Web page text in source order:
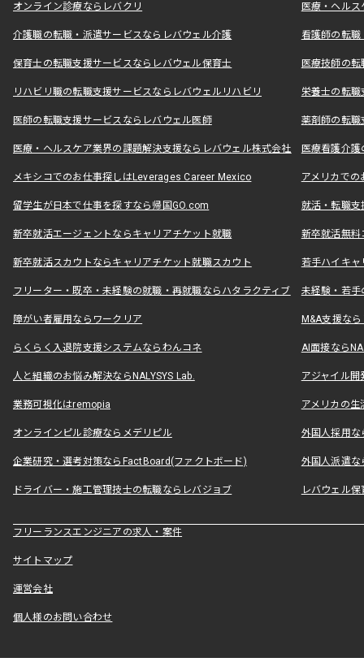
オンライン診療ならレバクリ 医療・ヘル
介護職の転職・派遣サービスならレバウェル介護 看護師の転
保育士の転職支援サービスならレバウェル保育士 医療技師の
リハビリ職の転職支援サービスならレバウェルリハビリ 栄養士の転
医師の転職支援サービスならレバウェル医師 薬剤師の転
医療・ヘルスケア業界の課題解決支援ならレバウェル株式会社 医療看護介
メキシコでのお仕事探しはLeverages Career Mexico アメリカで
留学生が日本で仕事を探すなら帰国GO.com 就活・転職
新卒就活エージェントならキャリアチケット就職 新卒就活無料
新卒就活スカウトならキャリアチケット就職スカウト 若手ハイキ
フリーター・既卒・未経験の就職・再就職ならハタラクティブ 未経験・若手
障がい者雇用ならワークリア M&A支援な
らくらく入退院支援システムならわんコネ AI面接なら
人と組織のお悩み解決ならNALYSYS Lab. アジャイル
業務可視化はremopia アメリカの
オンラインピル診療ならメデリピル 外国人採用
企業研究・選考対策ならFactBoard(ファクトボード) 外国人派遣な
ドライバー・施工管理技士の転職ならレバジョブ レバウェル
フリーランスエンジニアの求人・案件
サイトマップ
運営会社
個人様のお問い合わせ